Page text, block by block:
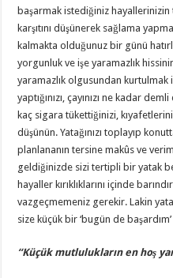
başarmak istediğiniz
karşıtını düşünerek sağlama
kalmakta olduğunuz bir günü
yorgunluk ve işe yaramazlık
yaramazlık olgusundan kurtulmak
yaptığınızı, çayınızı ne kadar
kaç sigara tükettiğinizi,
düşünün. Yatağınızı toplayıp
planlananın tersine makûs ve
geldiğinizde sizi tertipli bir yatak
hayaller kırıklıklarını içinde
vazgeçmemeniz gerekir. Lakin
size küçük bir ‘bugün de
‘‘Küçük mutlulukların en hoş